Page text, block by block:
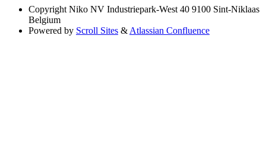
Copyright Niko NV Industriepark-West 40 9100 Sint-Niklaas
Belgium
Powered by Scroll Sites & Atlassian Confluence